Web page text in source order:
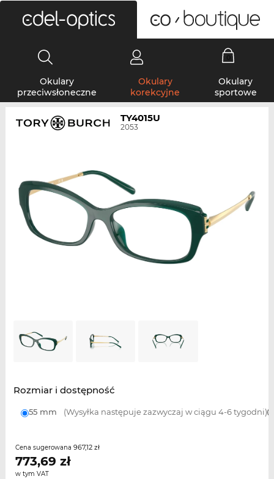
Okulary
przeciwsłoneczne
Okulary
korekcyjne
Okulary
sportowe
TY4015U
2053
Rozmiar i dostępność
55 mm (Wysyłka następuje zazwyczaj w ciągu 4-6 tygodni)
Cena sugerowana 967,12 zł
773,69 zł
w tym VAT